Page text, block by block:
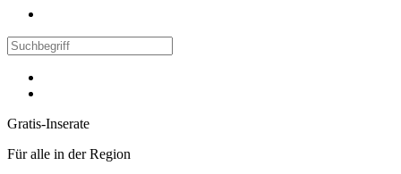
Gratis-Inserate
Für alle in der Region